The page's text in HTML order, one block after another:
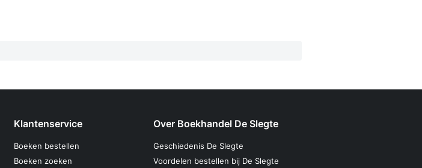
Klantenservice
Boeken bestellen
Boeken zoeken
Over Boekhandel De Slegte
Geschiedenis De Slegte
Voordelen bestellen bij De Slegte